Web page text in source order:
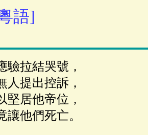
語]
驗拉結哭號，
人提出控訴，
堅居他帝位，
他們死亡。